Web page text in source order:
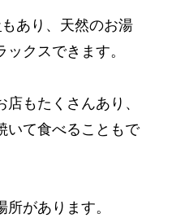
もあり、天然のお湯
クスできます。
もたくさんあり、
いて食べることもで
があります。